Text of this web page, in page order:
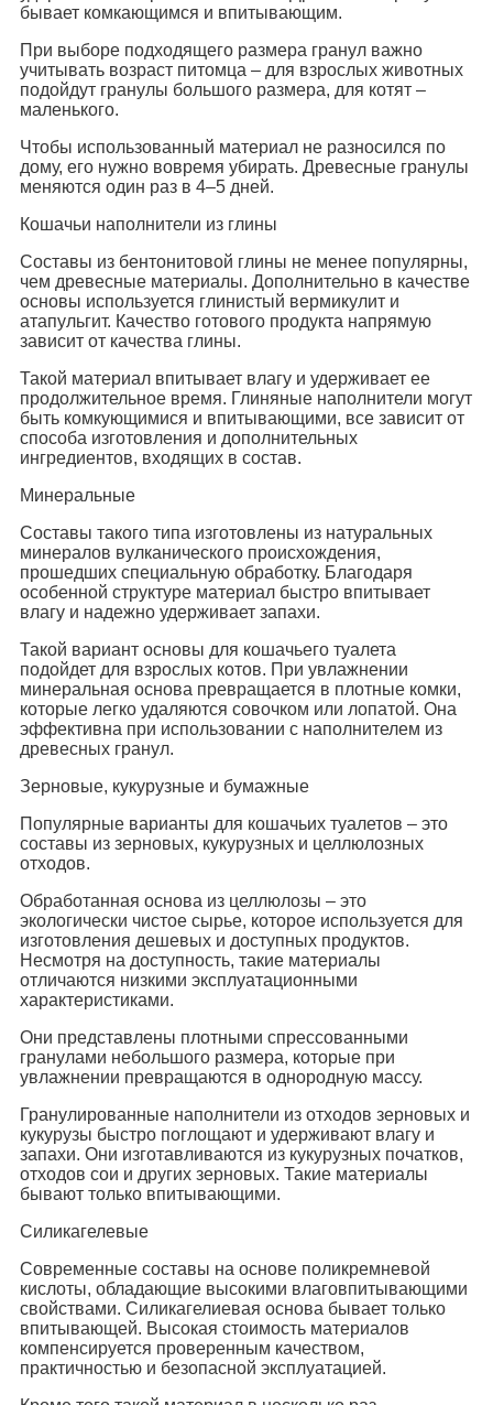
бывает комкающимся и впитывающим.
При выборе подходящего размера гранул важно
учитывать возраст питомца – для взрослых животных
подойдут гранулы большого размера, для котят –
маленького.
Чтобы использованный материал не разносился по
дому, его нужно вовремя убирать. Древесные гранулы
меняются один раз в 4–5 дней.
Кошачьи наполнители из глины
Составы из бентонитовой глины не менее популярны,
чем древесные материалы. Дополнительно в качестве
основы используется глинистый вермикулит и
атапульгит. Качество готового продукта напрямую
зависит от качества глины.
Такой материал впитывает влагу и удерживает ее
продолжительное время. Глиняные наполнители могут
быть комкующимися и впитывающими, все зависит от
способа изготовления и дополнительных
ингредиентов, входящих в состав.
Минеральные
Составы такого типа изготовлены из натуральных
минералов вулканического происхождения,
прошедших специальную обработку. Благодаря
особенной структуре материал быстро впитывает
влагу и надежно удерживает запахи.
Такой вариант основы для кошачьего туалета
подойдет для взрослых котов. При увлажнении
минеральная основа превращается в плотные комки,
которые легко удаляются совочком или лопатой. Она
эффективна при использовании с наполнителем из
древесных гранул.
Зерновые, кукурузные и бумажные
Популярные варианты для кошачьих туалетов – это
составы из зерновых, кукурузных и целлюлозных
отходов.
Обработанная основа из целлюлозы – это
экологически чистое сырье, которое используется для
изготовления дешевых и доступных продуктов.
Несмотря на доступность, такие материалы
отличаются низкими эксплуатационными
характеристиками.
Они представлены плотными спрессованными
гранулами небольшого размера, которые при
увлажнении превращаются в однородную массу.
Гранулированные наполнители из отходов зерновых и
кукурузы быстро поглощают и удерживают влагу и
запахи. Они изготавливаются из кукурузных початков,
отходов сои и других зерновых. Такие материалы
бывают только впитывающими.
Силикагелевые
Современные составы на основе поликремневой
кислоты, обладающие высокими влаговпитывающими
свойствами. Силикагелиевая основа бывает только
впитывающей. Высокая стоимость материалов
компенсируется проверенным качеством,
практичностью и безопасной эксплуатацией.